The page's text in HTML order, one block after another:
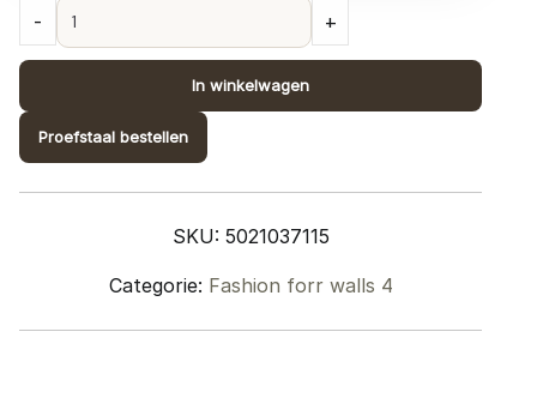
Walls
4;
design
1037115
- +
In winkelwagen
Proefstaal bestellen
SKU: 5021037115
Categorie: Fashion forr walls 4